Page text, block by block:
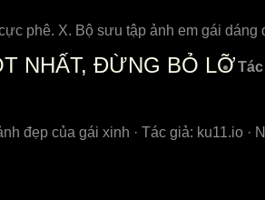
phê. X. Bộ sưu tập ảnh em gái dáng
NHẤT, ĐỪNG BỎ LỠ
đẹp của gái xinh · Tác giả: ku11.io